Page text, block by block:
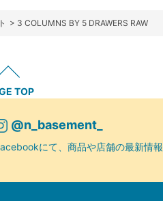
> 3 COLUMNS BY 5 DRAWERS RAW
TOP
@n_basement_
にて、商品や店舗の最新情報